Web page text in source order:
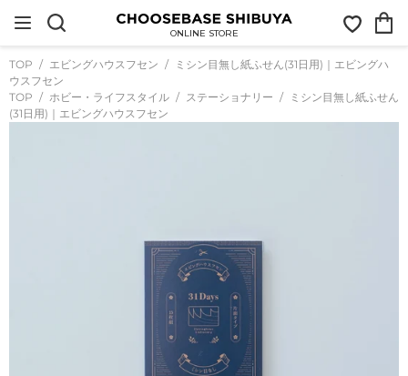
ONLINE STORE
お
気
り
カ
ー
TOP エビングハウスフセン
ミシン目無し紙ふせん(31日用)｜エビングハ
ウスフセン
TOP
ホビー・ライフスタイル ステーショナリー
ミシン目無し紙ふせん
(31日用)｜エビングハウスフセン